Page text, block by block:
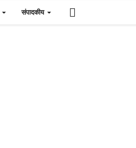
संपादकीय